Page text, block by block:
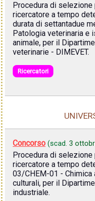
Procedura di
ricercatore a tempo
durata di settantadue
Patologia veterinaria e
animale, per il
veterinarie - DIMEVET.
Ricercatori
Concorso (scad. 3
Procedura di
ricercatore a tempo
03/CHEM-01 - Chimica
culturali, per il
industriale.